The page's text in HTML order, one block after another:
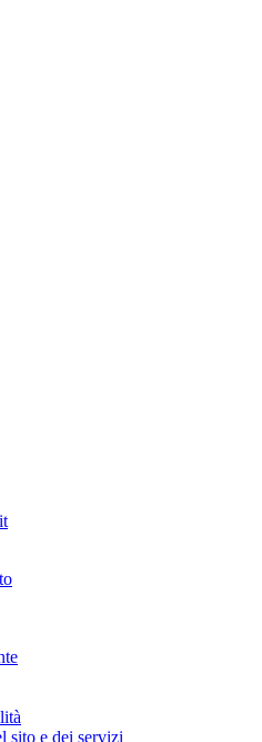
sito e dei servizi